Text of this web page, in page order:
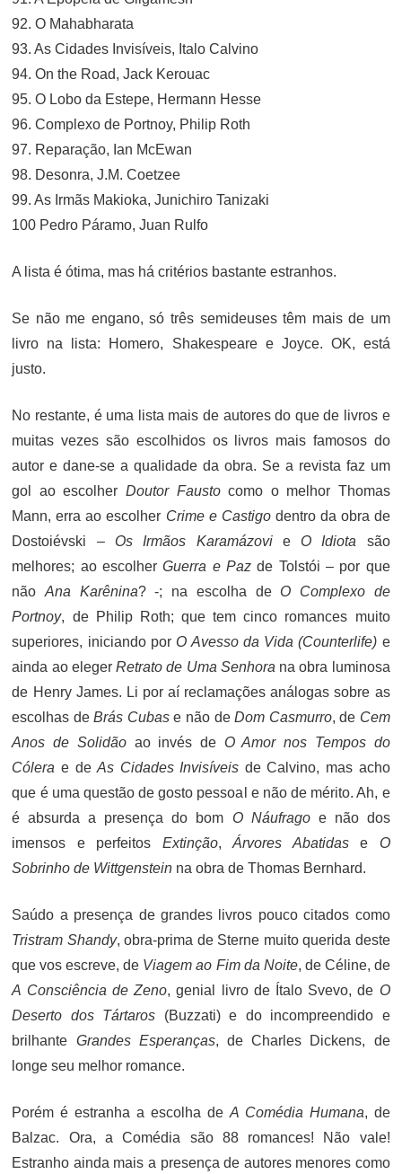
92. O Mahabharata
93. As Cidades Invisíveis, Italo Calvino
94. On the Road, Jack Kerouac
95. O Lobo da Estepe, Hermann Hesse
96. Complexo de Portnoy, Philip Roth
97. Reparação, Ian McEwan
98. Desonra, J.M. Coetzee
99. As Irmãs Makioka, Junichiro Tanizaki
100 Pedro Páramo, Juan Rulfo
A lista é ótima, mas há critérios bastante estranhos.
Se não me engano, só três semideuses têm mais de um
livro na lista: Homero, Shakespeare e Joyce. OK, está
justo.
No restante, é uma lista mais de autores do que de livros e
muitas vezes são escolhidos os livros mais famosos do
autor e dane-se a qualidade da obra. Se a revista faz um
gol ao escolher Doutor Faustocomo o melhor Thomas
Mann, erra ao escolher Crime e Castigo dentro da obra de
Dostoiévski – Os Irmãos Karamázovi e O Idiota são
melhores; ao escolherGuerra e Paz de Tolstói – por que
nãoAna Karênina? -; na escolha de O Complexo de
Portnoy, de Philip Roth; que tem cinco romances muito
superiores, iniciando por O Avesso da Vida (Counterlife) e
ainda ao elegerRetrato de Uma Senhora na obra luminosa
de Henry James. Li por aí reclamações análogas sobre as
escolhas deBrás Cubase não deDom Casmurro, de Cem
Anos de Solidãoao invés de O Amor nos Tempos do
Cólera e deAs Cidades Invisíveis de Calvino, mas acho
que é uma questão de gosto pessoal e não de mérito. Ah, e
é absurda a presença do bom O Náufragoe não dos
imensos e perfeitos Extinção,Árvores Abatidase O
Sobrinho de Wittgenstein na obra de Thomas Bernhard.
Saúdo a presença de grandes livros pouco citados como
Tristram Shandy, obra-prima de Sterne muito querida deste
que vos escreve, de Viagem ao Fim da Noite, de Céline, de
A Consciência de Zeno, genial livro de Ítalo Svevo, de O
Deserto dos Tártaros (Buzzati) e do incompreendido e
brilhante Grandes Esperanças, de Charles Dickens, de
longe seu melhor romance.
Porém é estranha a escolha de A Comédia Humana, de
Balzac. Ora, a Comédia são 88 romances! Não vale!
Estranho ainda mais a presença de autores menores como